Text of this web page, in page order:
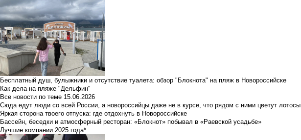
Бесплатный душ, булыжники и отсутствие туалета: обзор "Блокнота" на пляж в Новороссийске
Как дела на пляже "Дельфин"
Все новости по теме 15.06.2026
Сюда едут люди со всей России, а новороссийцы даже не в курсе, что рядом с ними цветут лотосы
Яркая сторона твоего отпуска: где отдохнуть в Новороссийске
Бассейн, беседки и атмосферный ресторан: «Блокнот» побывал в «Раевской усадьбе»
Лучшие компании 2025 года*